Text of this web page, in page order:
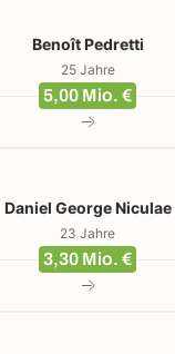
Benoît Pedretti
25 Jahre
5,00 Mio. €
Daniel George Niculae
23 Jahre
3,30 Mio. €